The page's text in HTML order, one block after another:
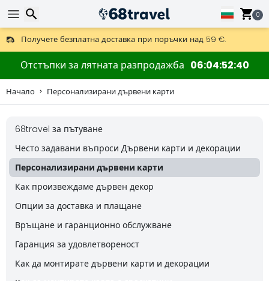
0
Получете безплатна доставка при поръчки над 59 €.
Предлага се и DHL Express за една нощ.
30 дни за връщане, 90 дни за дървени карти и декорации.
Отстъпки за лятната разпродажба 06 04 52 39
Начало Персонализирани дървени карти
68travel за пътуване
Често задавани въпроси Дървени карти и декорации
Персонализирани дървени карти
Как произвеждаме дървен декор
Опции за доставка и плащане
Връщане и гаранционно обслужване
Гаранция за удовлетвореност
Как да монтирате дървени карти и декорации
Търсене